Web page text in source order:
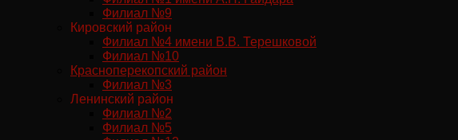
Филиал №9
Кировский район
Филиал №4 имени В.В. Терешковой
Филиал №10
Красноперекопский район
Филиал №3
Ленинский район
Филиал №2
Филиал №5